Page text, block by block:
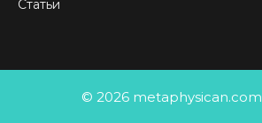
Статьи
© 2026 metaphysican.com